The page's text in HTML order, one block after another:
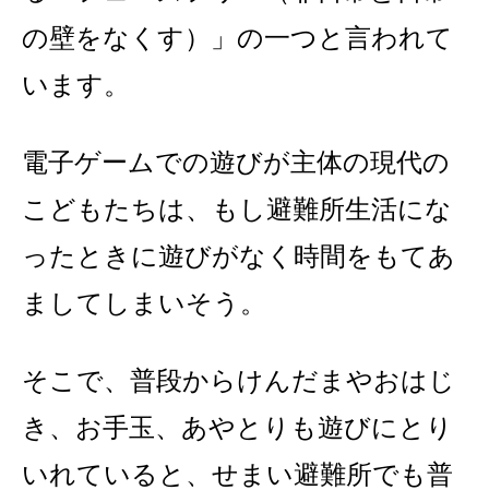
の壁をなくす）」の一つと言われて
います。
電子ゲームでの遊びが主体の現代の
こどもたちは、もし避難所生活にな
ったときに遊びがなく時間をもてあ
ましてしまいそう。
そこで、普段からけんだまやおはじ
き、お手玉、あやとりも遊びにとり
いれていると、せまい避難所でも普